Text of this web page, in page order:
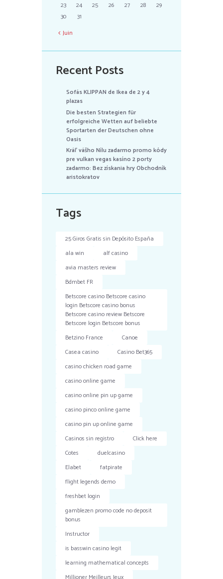
23
24 25 26 27 28
29
30
31
Juin
Recent Posts
Sofás KLIPPAN de Ikea de 2 y 4
plazas
Die besten Strategien für
erfolgreiche Wetten auf beliebte
Sportarten der Deutschen ohne
Oasis
Kráľ vášho Nílu zadarmo promo kódy
pre vulkan vegas kasíno 2 porty
zadarmo: Bez získania hry Obchodník
aristokratov
Tags
25 Giros Gratis sin Depósito España
ala win
alf casino
avia masters review
Bdmbet FR
Betscore casino Betscore casino
login Betscore casino bonus
Betscore casino review Betscore
Betscore login Betscore bonus
Betzino France
Canoe
Casea casino
Casino Bet365
casino chicken road game
casino online game
casino online pin up game
casino pinco online game
casino pin up online game
Casinos sin registro
Click here
Cotes
duelcasino
Elabet
fatpirate
flight legends demo
freshbet login
gamblezen promo code no deposit
bonus
Instructor
is basswin casino legit
learning mathematical concepts